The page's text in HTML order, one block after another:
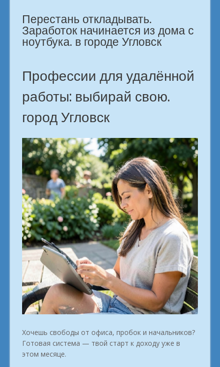
вперёд.
в
городе
Угловск»
Перестань откладывать.
Заработок начинается из дома с
ноутбука. в городе Угловск
Профессии для удалённой
работы: выбирай свою.
город Угловск
Хочешь свободы от офиса, пробок и начальников?
Готовая система — твой старт к доходу уже в
этом месяце.